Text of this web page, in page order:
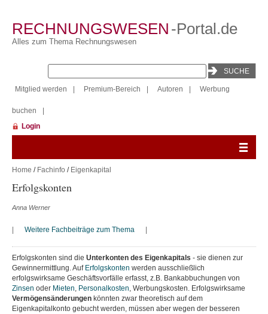
RECHNUNGSWESEN -Portal.de
Alles zum Thema Rechnungswesen
Mitglied werden Premium-Bereich Autoren Werbung
buchen
Login
Home / Fachinfo / Eigenkapital
Erfolgskonten
Anna Werner
Weitere Fachbeiträge zum Thema
Erfolgskonten sind die Unterkonten des Eigenkapitals - sie dienen zur
Gewinnermittlung. Auf Erfolgskonten werden ausschließlich
erfolgswirksame Geschäftsvorfälle erfasst, z.B. Bankabbuchungen von
Zinsen oder Mieten, Personalkosten, Werbungskosten. Erfolgswirksame
Vermögensänderungen könnten zwar theoretisch auf dem
Eigenkapitalkonto gebucht werden, müssen aber wegen der besseren